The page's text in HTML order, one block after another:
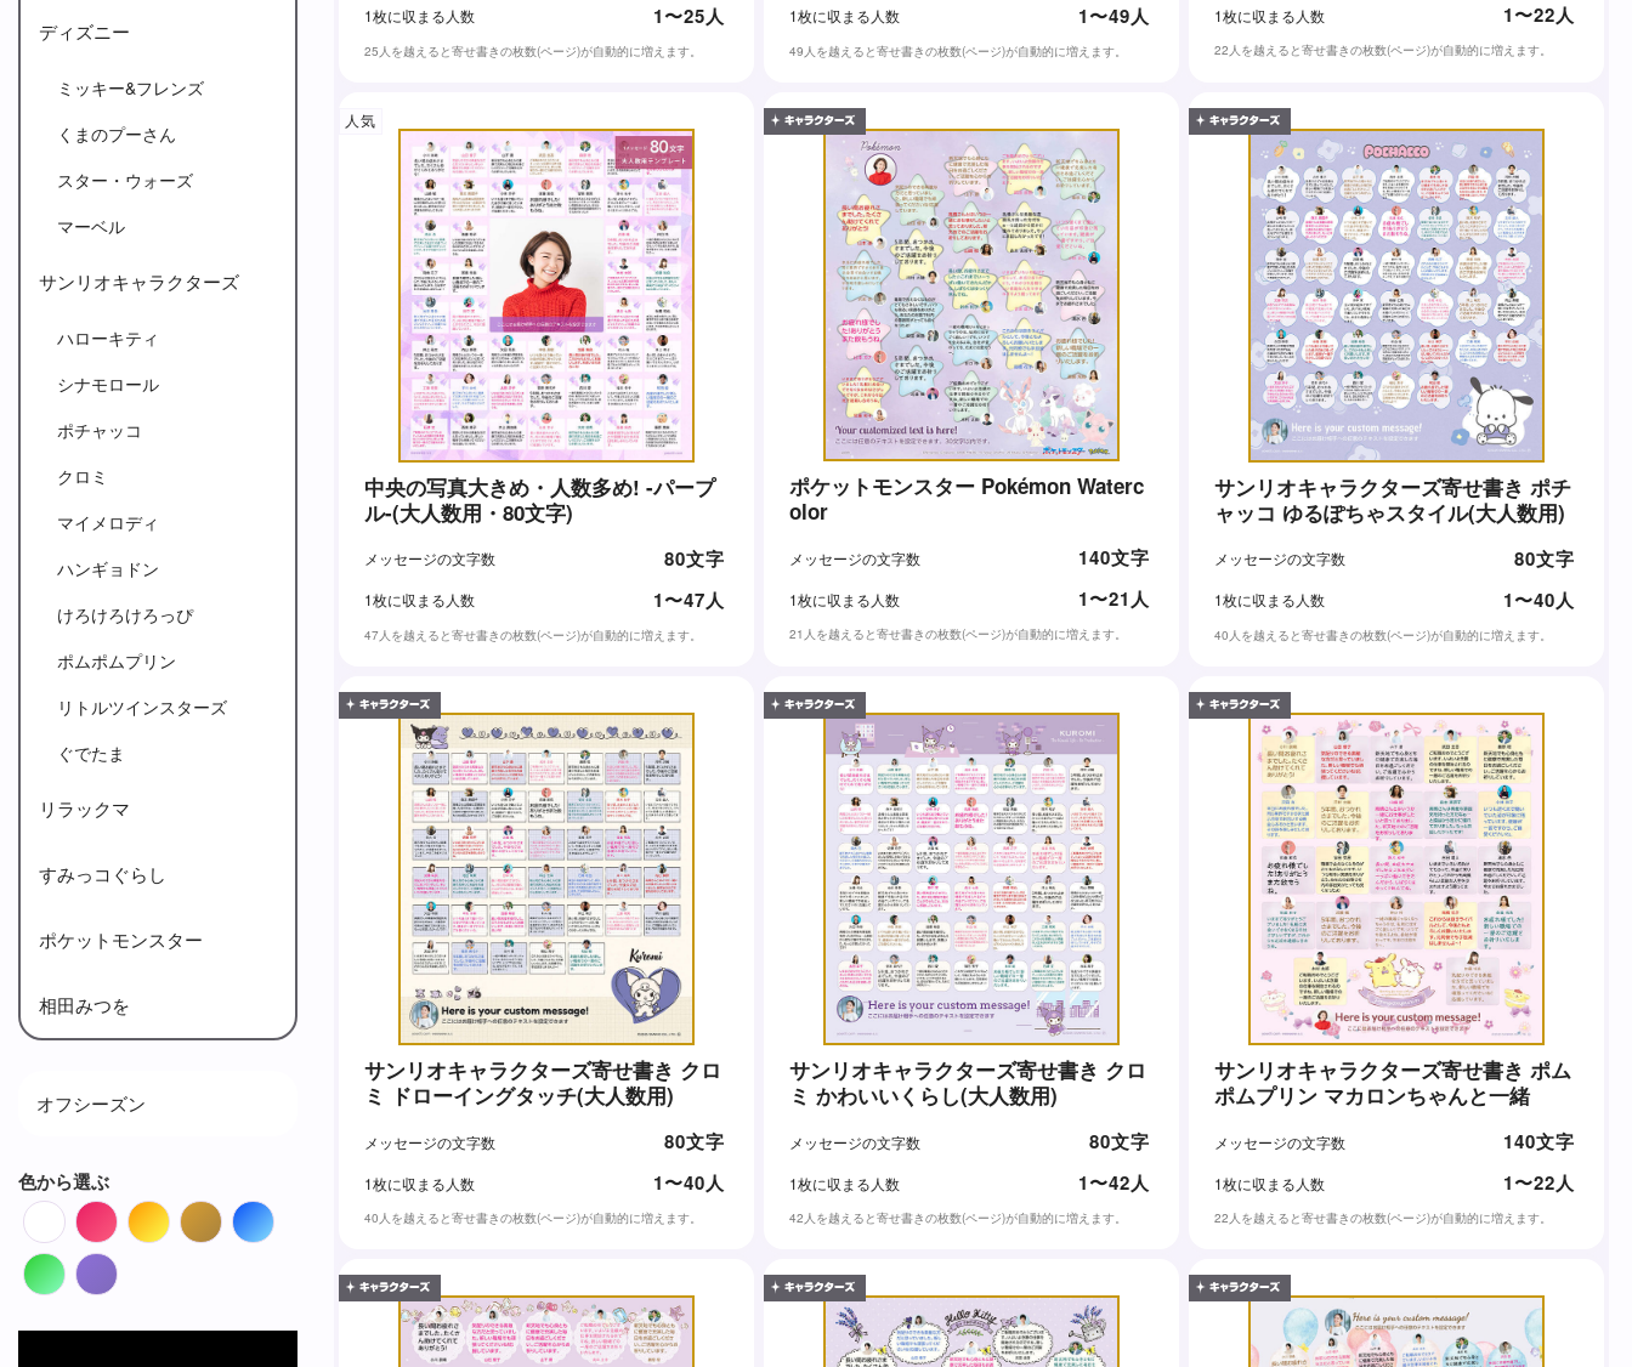
ディズニー
ミッキー&フレンズ
くまのプーさん
スター・ウォーズ
マーベル
サンリオキャラクターズ
ハローキティ
シナモロール
ポチャッコ
クロミ
マイメロディ
ハンギョドン
けろけろけろっぴ
ポムポムプリン
リトルツインスターズ
ぐでたま
リラックマ
すみっコぐらし
ポケットモンスター
相田みつを
オフシーズン
色から選ぶ
White Red OrangeBrownBlue
GreenPurple
1枚に収まる人数 1〜25人
25人を越えると寄せ書きの枚数(ページ)が自動的に増えます。
1枚に収まる人数 1〜49人
49人を越えると寄せ書きの枚数(ページ)が自動的に増えます。
1枚に収まる人数 1〜22人
22人を越えると寄せ書きの枚数(ページ)が自動的に増えます。
人気
中央の写真大きめ・人数多め! -パープ
ル-(大人数用・80文字)
メッセージの文字数 80文字
1枚に収まる人数 1〜47人
47人を越えると寄せ書きの枚数(ページ)が自動的に増えます。
ポケットモンスター Pokémon Waterc
olor
メッセージの文字数 140文字
1枚に収まる人数 1〜21人
21人を越えると寄せ書きの枚数(ページ)が自動的に増えます。
サンリオキャラクターズ寄せ書き ポチ
ャッコ ゆるぽちゃスタイル(大人数用)
メッセージの文字数 80文字
1枚に収まる人数 1〜40人
40人を越えると寄せ書きの枚数(ページ)が自動的に増えます。
サンリオキャラクターズ寄せ書き クロ
ミ ドローイングタッチ(大人数用)
メッセージの文字数 80文字
1枚に収まる人数 1〜40人
40人を越えると寄せ書きの枚数(ページ)が自動的に増えます。
サンリオキャラクターズ寄せ書き クロ
ミ かわいいくらし(大人数用)
メッセージの文字数 80文字
1枚に収まる人数 1〜42人
42人を越えると寄せ書きの枚数(ページ)が自動的に増えます。
サンリオキャラクターズ寄せ書き ポム
ポムプリン マカロンちゃんと一緒
メッセージの文字数 140文字
1枚に収まる人数 1〜22人
22人を越えると寄せ書きの枚数(ページ)が自動的に増えます。